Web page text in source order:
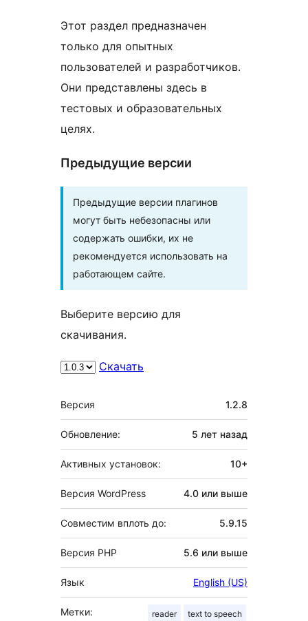
Этот раздел предназначен
только для опытных
пользователей и разработчиков.
Они представлены здесь в
тестовых и образовательных
целях.
Предыдущие версии
Предыдущие версии плагинов
могут быть небезопасны или
содержать ошибки, их не
рекомендуется использовать на
работающем сайте.
Выберите версию для
скачивания.
Скачать
Мета
Версия 1.2.8
Обновление: 5 лет назад
Активных установок: 10+
Версия WordPress 4.0 или выше
Совместим вплоть до: 5.9.15
Версия PHP 5.6 или выше
Язык English (US)
Метки: reader text to speech